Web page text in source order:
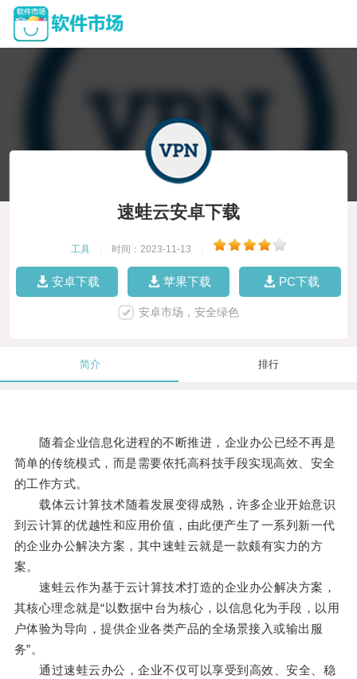
速蛙云安卓下载
工具 时间：2023-11-13
安卓下载 苹果下载 PC下载
安卓市场，安全绿色
简介 排行
随着企业信息化进程的不断推进，企业办公已经不再是
简单的传统模式，而是需要依托高科技手段实现高效、安全
的工作方式。
载体云计算技术随着发展变得成熟，许多企业开始意识
到云计算的优越性和应用价值，由此便产生了一系列新一代
的企业办公解决方案，其中速蛙云就是一款颇有实力的方
案。
速蛙云作为基于云计算技术打造的企业办公解决方案，
其核心理念就是“以数据中台为核心，以信息化为手段，以用
户体验为导向，提供企业各类产品的全场景接入或输出服
务”。
通过速蛙云办公，企业不仅可以享受到高效、安全、稳